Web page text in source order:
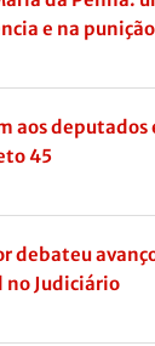
e na
aos deputados
45
debateu
no Judiciário